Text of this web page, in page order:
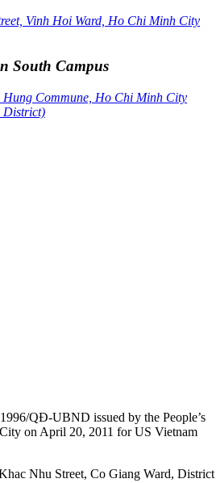
Vinh Hoi Ward, Ho Chi Minh City
South Campus
Hung Commune, Ho Chi Minh City
District)
QĐ-UBND issued by the People’s
on April 20, 2011 for US Vietnam
Nhu Street, Co Giang Ward, District